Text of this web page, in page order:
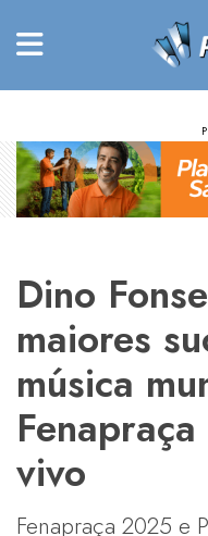
Dino
maiores
música
vivo
Fenapraça 2025 e